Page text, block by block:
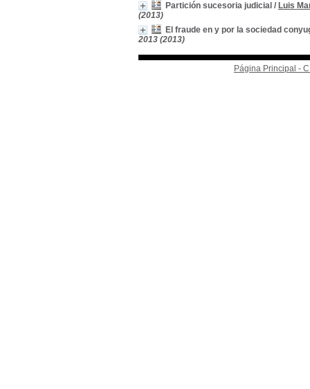
Partición sucesoria judicial / Luis
(2013)
El fraude en y por la sociedad
2013 (2013)
Página Principal -